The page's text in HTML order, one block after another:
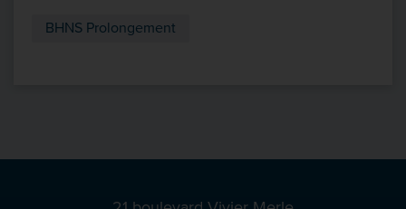
BHNS Prolongement